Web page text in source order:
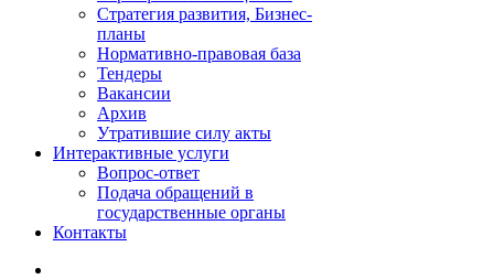
Стратегия развития, Бизнес-
планы
Нормативно-правовая база
Тендеры
Вакансии
Архив
Утратившие силу акты
Интерактивные услуги
Вопрос-ответ
Подача обращений в
государственные органы
Контакты